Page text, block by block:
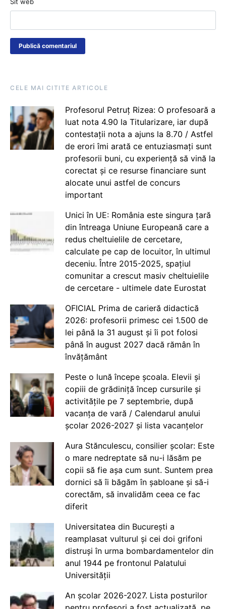
CELE MAI CITITE ARTICOLE
Profesorul Petruț Rizea: O profesoară a
luat nota 4.90 la Titularizare, iar după
contestații nota a ajuns la 8.70 / Astfel
de erori îmi arată ce entuziasmați sunt
profesorii buni, cu experiență să vină la
corectat și ce resurse financiare sunt
alocate unui astfel de concurs
important
Unici în UE: România este singura țară
din întreaga Uniune Europeană care a
redus cheltuielile de cercetare,
calculate pe cap de locuitor, în ultimul
deceniu. Între 2015-2025, spațiul
comunitar a crescut masiv cheltuielile
de cercetare - ultimele date Eurostat
OFICIAL Prima de carieră didactică
2026: profesorii primesc cei 1.500 de
lei până la 31 august și îi pot folosi
până în august 2027 dacă rămân în
învățământ
Peste o lună începe școala. Elevii și
copiii de grădiniță încep cursurile și
activitățile pe 7 septembrie, după
vacanța de vară / Calendarul anului
școlar 2026-2027 și lista vacanțelor
Aura Stănculescu, consilier școlar: Este
o mare nedreptate să nu-i lăsăm pe
copii să fie așa cum sunt. Suntem prea
dornici să îi băgăm în șabloane și să-i
corectăm, să invalidăm ceea ce fac
diferit
Universitatea din București a
reamplasat vulturul și cei doi grifoni
distruși în urma bombardamentelor din
anul 1944 pe frontonul Palatului
Universității
An școlar 2026-2027. Lista posturilor